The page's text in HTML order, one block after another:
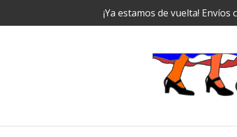
¡Ya estamos de vuelta!